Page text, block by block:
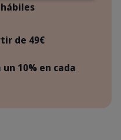
de 49€
10% en cada